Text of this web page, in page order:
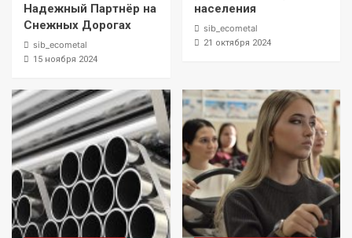
Надежный Партнёр на
Снежных Дорогах
sib_ecometal
15 ноября 2024
населения
sib_ecometal
21 октября 2024